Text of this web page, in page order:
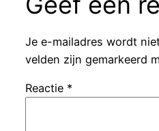
Je e-mailadres wordt
velden zijn gemarkeerd
Reactie *